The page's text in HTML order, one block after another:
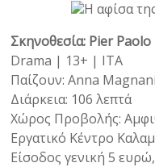
Σκηνοθεσία: Pier
Drama | 13+ | ITA
Παίζουν: Anna
Διάρκεια: 106 λεπτά
Χώρος Προβολής:
Εργατικό Κέντρο
Είσοδος γενική 5